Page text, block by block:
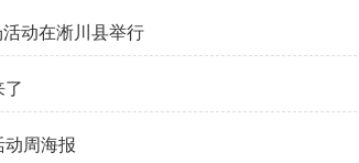
动在淅川县举行
了
动周海报